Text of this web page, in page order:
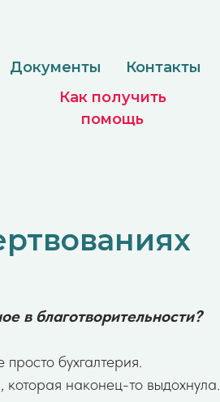
в благотворительности?
бухгалтерия.
наконец-то выдохнула.